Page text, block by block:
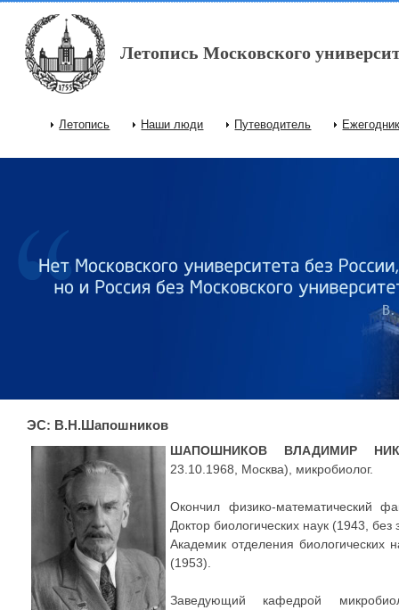
Перейти к основному содержанию
Летопись Московского
Главное меню
Летопись Наши люди Путеводитель
ЭС: В.Н.Шапошников
ШАПОШНИКОВ ВЛАДИМИР
23.10.1968, Москва), микробиолог.
Окончил физико-математический
Доктор биологических наук (1943,
Академик отделения биологических
(1953).
Заведующий кафедрой